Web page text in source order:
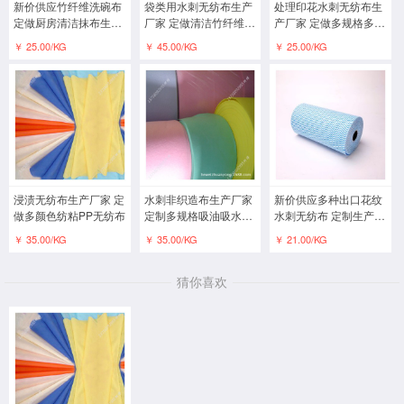
新价供应竹纤维洗碗布
定做厨房清洁抹布生产
￥ 25.00/KG
袋类用水刺无纺布生产
厂家 定做清洁竹纤维水
￥ 45.00/KG
处理印花水刺无纺布生
产厂家 定做多规格多克
￥ 25.00/KG
浸渍无纺布生产厂家 定
做多颜色纺粘PP无纺布
￥ 35.00/KG
水刺非织造布生产厂家
定制多规格吸油吸水水
￥ 35.00/KG
新价供应多种出口花纹
水刺无纺布 定制生产水
￥ 21.00/KG
猜你喜欢